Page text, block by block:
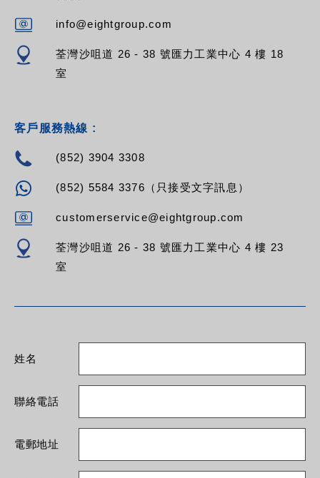
info@eightgroup.com
荃灣沙咀道 26 - 38 號匯力工業中心 4 樓 18
室
客戶服務熱線 :
(852) 3904 3308
(852) 5584 3376（只接受文字訊息）
customerservice@eightgroup.com
荃灣沙咀道 26 - 38 號匯力工業中心 4 樓 23
室
姓名
聯絡電話
電郵地址